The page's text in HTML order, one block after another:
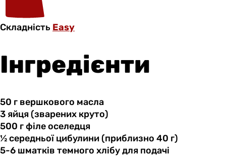
Складність Easy
Інгредієнти
50 г вершкового масла
3 яйця(зварених круто)
500 гфілеоселедця
½ середньоїцибулини(приблизно 40 г)
5-6 шматків темного хлібу для подачі